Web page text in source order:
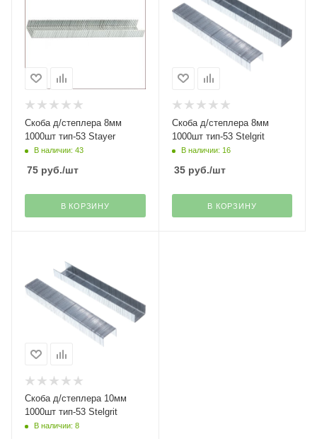
Скоба д/степлера 8мм
1000шт тип-53 Stayer
В наличии: 43
75 руб./шт
В КОРЗИНУ
Скоба д/степлера 8мм
1000шт тип-53 Stelgrit
В наличии: 16
35руб./шт
В КОРЗИНУ
Скоба д/степлера 10мм
1000шт тип-53 Stelgrit
В наличии: 8